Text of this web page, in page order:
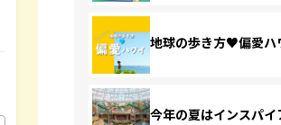
地球の歩き方♥偏愛ハ
今年の夏はインスパイ